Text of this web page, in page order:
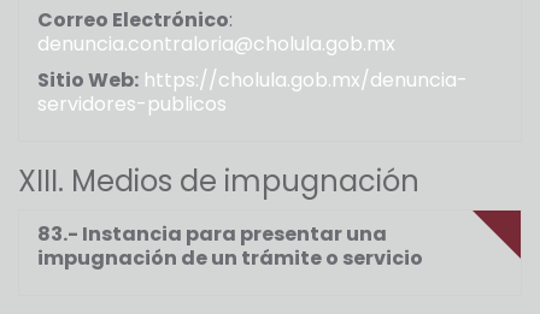
Correo Electrónico:
denuncia.contraloria@cholula.gob.mx
Sitio Web: https://cholula.gob.mx/denuncia-
servidores-publicos
XIII. Medios de impugnación
83.- Instancia para presentar una
impugnación de un trámite o servicio